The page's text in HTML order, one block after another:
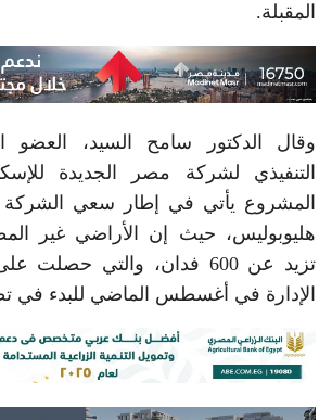
المقبلة.
وقال الدكتور سامح السيد، العضو
التنفيذي لشركة مصر الجديدة
المشروع يأتي في إطار سعي الشركة
هليوبوليس، حيث إن الأراضي غير
تزيد عن 600 فدان، والتي
الإدارة في أغسطس الماضي للبدء في